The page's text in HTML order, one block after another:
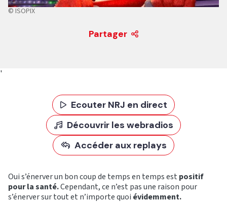
© ISOPIX
Partager
'
Ecouter NRJ en direct
Découvrir les webradios
Accéder aux replays
Oui s’énerver un bon coup de temps en temps est positif
pour la santé.Cependant, ce n’est pas une raison pour
s’énerver sur tout et n’importe quoi évidemment.